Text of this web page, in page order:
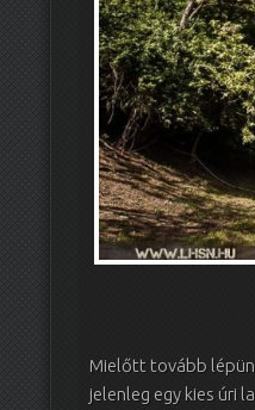
Mielőtt tovább
jelenleg egy kies úri